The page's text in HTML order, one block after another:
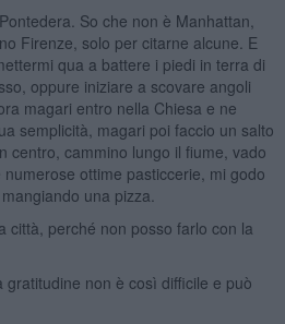
So che non è Manhattan,
Firenze, solo per citarne alcune. E
qua a battere i piedi in terra di
oppure iniziare a scovare angoli
magari entro nella Chiesa e ne
semplicità, magari poi faccio un salto
centro, cammino lungo il fiume, vado
ottime pasticcerie, mi godo
una pizza.
città, perché non posso farlo con la
gratitudine non è così difficile e può